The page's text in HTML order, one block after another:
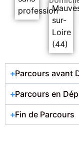
profession
sur-
Loire
(44)
Parcours avant
Parcours en
Fin de Parcours